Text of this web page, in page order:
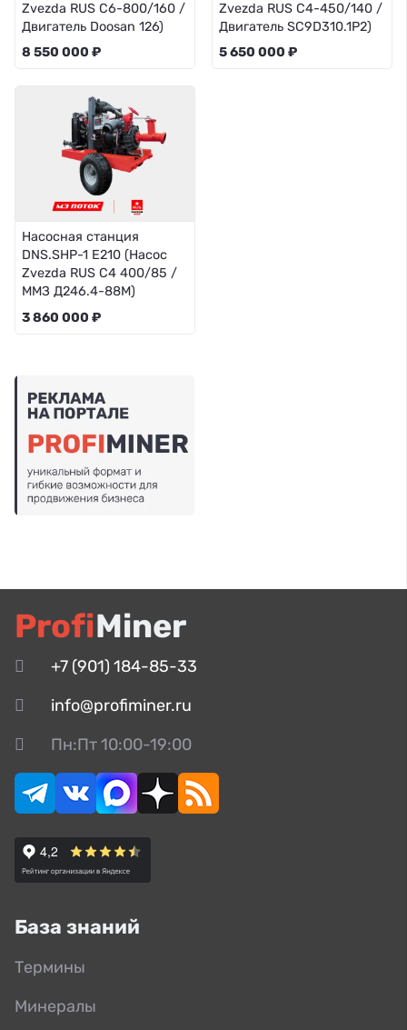
Zvezda RUS C6-800/160 /
Двигатель Doosan 126)
8 550 000 ₽
Zvezda RUS C4-450/140 /
Двигатель SC9D310.1P2)
5 650 000 ₽
Насосная станция
DNS.SHP-1 E210 (Насос
Zvezda RUS C4 400/85 /
ММЗ Д246.4-88М)
3 860 000 ₽
ProfiMiner
+7 (901) 184-85-33
info@profiminer.ru
Пн:Пт 10:00-19:00
База знаний
Термины
Минералы